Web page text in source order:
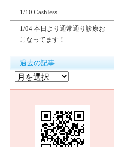
1/10 Cashless.
1/04 本日より通常通り診療お
こなってます！
過去の記事
去